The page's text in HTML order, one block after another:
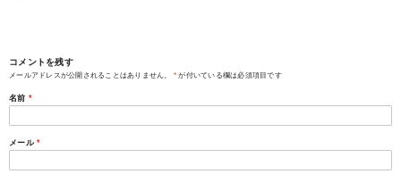
コメントを残す
メールアドレスが公開されることはありません。 * が付いている欄は必須項目です
名前 *
メール *